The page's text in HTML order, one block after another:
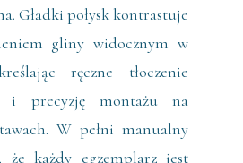
Gładki połysk kontrastuje
gliny widocznym w
ręczne tłoczenie
i precyzję montażu na
W pełni manualny
że każdy egzemplarz jest